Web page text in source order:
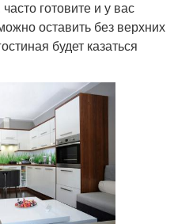
готовите и у вас
оставить без верхних
будет казаться